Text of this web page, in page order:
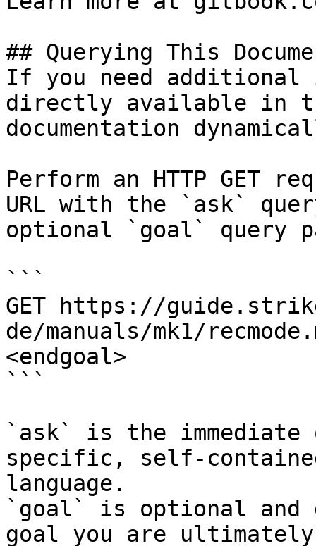
## Querying This
If you need
directly available in
documentation
Perform an HTTP GET
URL with the `ask`
optional `goal` query
```
GET https://
de/manuals/mk1/
<endgoal>
```
`ask` is the
specific, self-
language.
`goal` is optional and
goal you are